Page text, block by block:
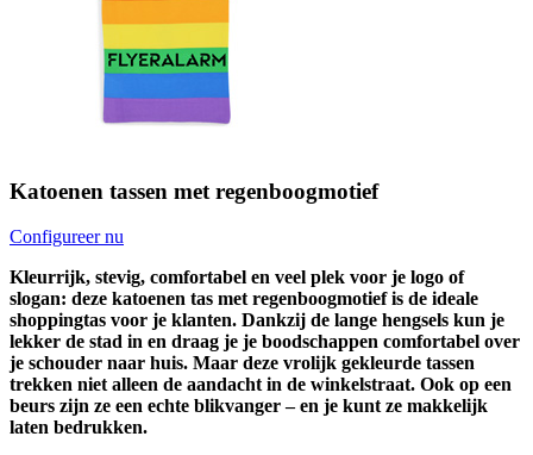
Katoenen tassen met regenboogmotief
Configureer nu
Kleurrijk, stevig, comfortabel en veel plek voor je logo of
slogan: deze katoenen tas met regenboogmotief is de ideale
shoppingtas voor je klanten. Dankzij de lange hengsels kun je
lekker de stad in en draag je je boodschappen comfortabel over
je schouder naar huis. Maar deze vrolijk gekleurde tassen
trekken niet alleen de aandacht in de winkelstraat. Ook op een
beurs zijn ze een echte blikvanger – en je kunt ze makkelijk
laten bedrukken.